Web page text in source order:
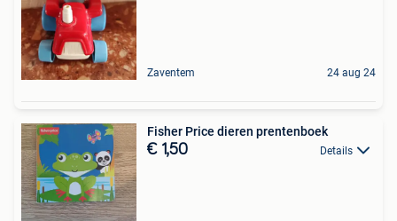
Zaventem 24 aug 24
Fisher Price dieren prentenboek
€ 1,50 Details